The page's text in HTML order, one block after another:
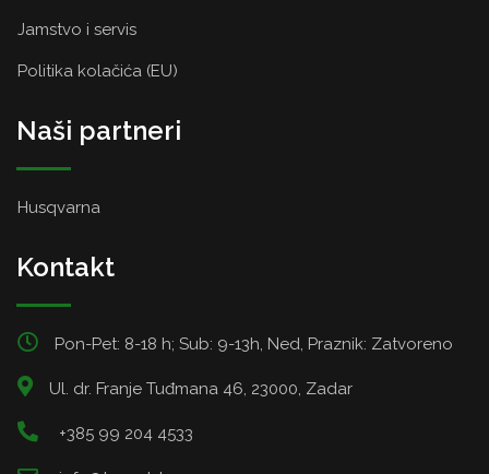
Jamstvo i servis
Politika kolačića (EU)
Naši partneri
Husqvarna
Kontakt
Pon-Pet: 8-18 h; Sub: 9-13h, Ned, Praznik: Zatvoreno
Ul. dr. Franje Tuđmana 46, 23000, Zadar
+385 99 204 4533